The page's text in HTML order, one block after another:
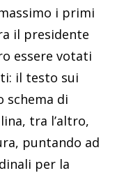
i primi
il presidente
essere votati
il testo sui
schema di
tra l’altro,
puntando ad
per la